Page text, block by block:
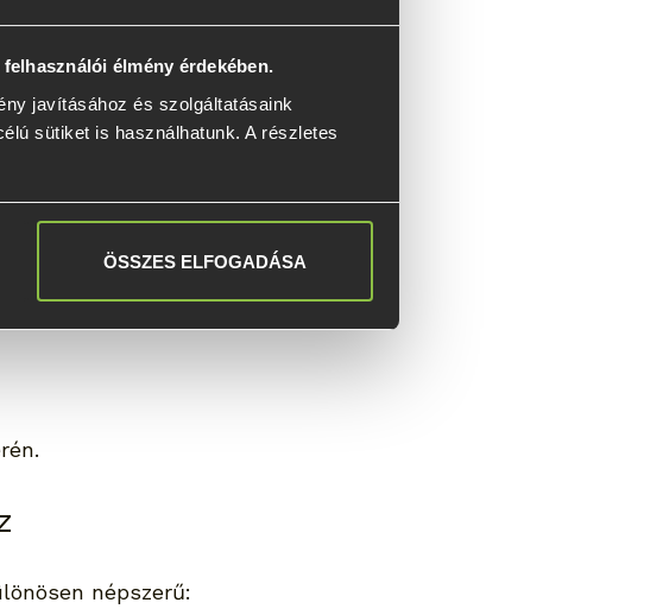
élmény érdekében.
javításához és szolgáltatásaink
sütiket is használhatunk. A részletes
ÖSSZES ELFOGADÁSA
a stabilitás és a
hosszú távon is
népszerű: